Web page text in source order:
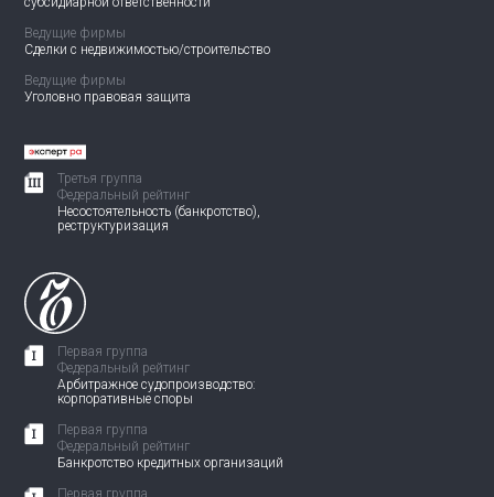
Ведущие фирмы
Сделки с недвижимостью/строительство
Ведущие фирмы
Уголовно правовая защита
Третья группа
Федеральный рейтинг
Несостоятельность (банкротство),
реструктуризация
Первая группа
Федеральный рейтинг
Арбитражное судопроизводство:
корпоративные споры
Первая группа
Федеральный рейтинг
Банкротство кредитных организаций
Первая группа